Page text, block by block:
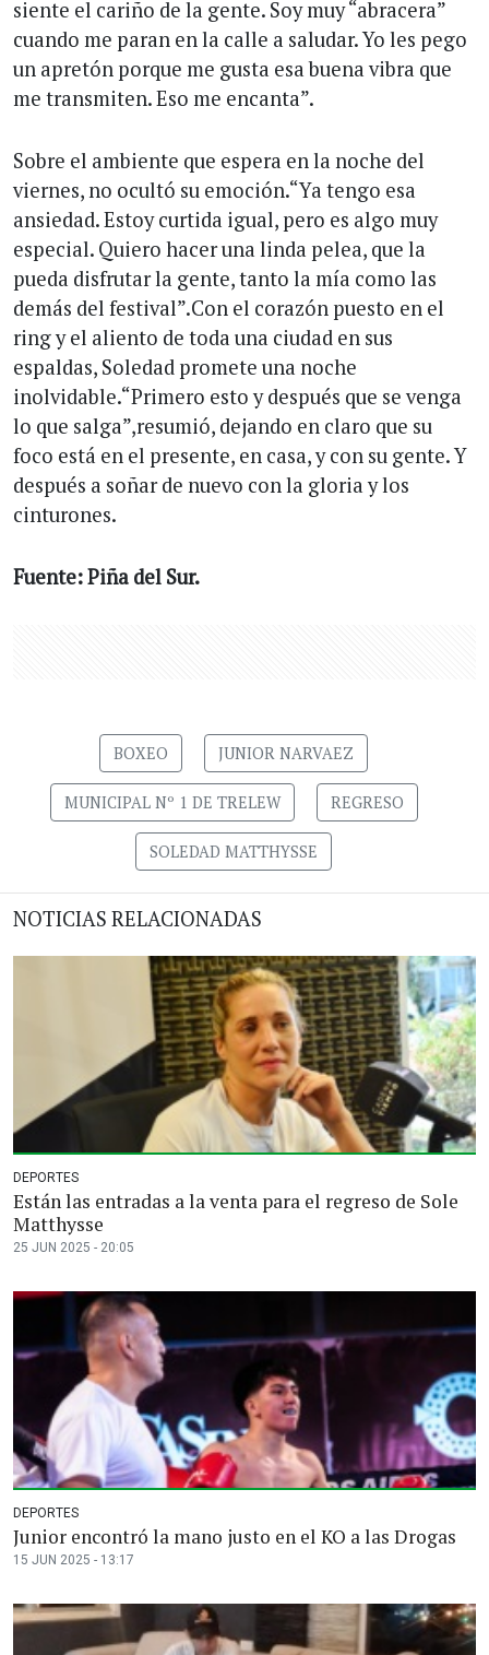
siente el cariño de la gente. Soy muy “abracera”
cuando me paran en la calle a saludar. Yo les pego
un apretón porque me gusta esa buena vibra que
me transmiten. Eso me encanta”.
Sobre el ambiente que espera en la noche del
viernes, no ocultó su emoción.“Ya tengo esa
ansiedad. Estoy curtida igual, pero es algo muy
especial. Quiero hacer una linda pelea, que la
pueda disfrutar la gente, tanto la mía como las
demás del festival”.Con el corazón puesto en el
ring y el aliento de toda una ciudad en sus
espaldas, Soledad promete una noche
inolvidable.“Primero esto y después que se venga
lo que salga”,resumió, dejando en claro que su
foco está en el presente, en casa, y con su gente. Y
después a soñar de nuevo con la gloria y los
cinturones.
Fuente: Piña del Sur.
BOXEO JUNIOR NARVAEZ
MUNICIPAL Nº 1 DE TRELEW REGRESO
SOLEDAD MATTHYSSE
NOTICIAS RELACIONADAS
DEPORTES
Están las entradas a la venta para el regreso de Sole
Matthysse
25 JUN 2025 - 20:05
DEPORTES
Junior encontró la mano justo en el KO a las Drogas
15 JUN 2025 - 13:17